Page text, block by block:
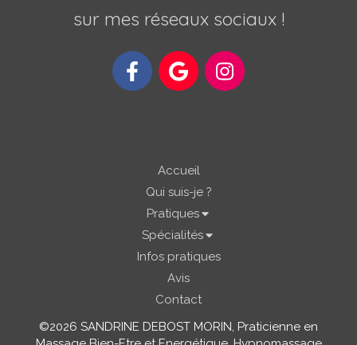
sur mes réseaux sociaux !
Accueil
Qui suis-je ?
Pratiques
Spécialités
Infos pratiques
Avis
Contact
©2026 SANDRINE DEBOST MORIN, Praticienne en